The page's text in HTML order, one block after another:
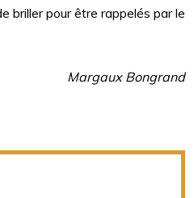
briller pour être rappelés par le
Margaux Bongrand